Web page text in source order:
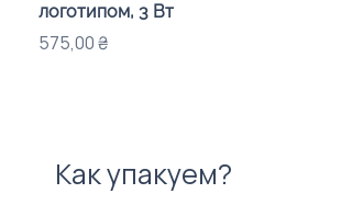
логотипом, 3 Вт
Цена
575,00 ₴
Как упакуем?